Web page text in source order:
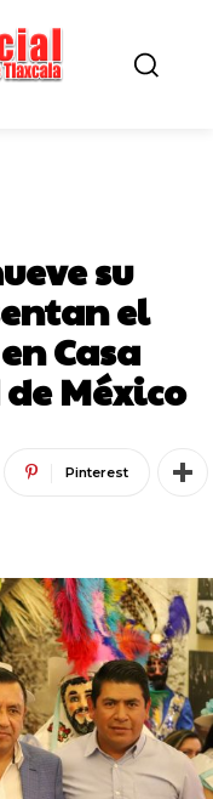
su
el
Casa
México
Pinterest